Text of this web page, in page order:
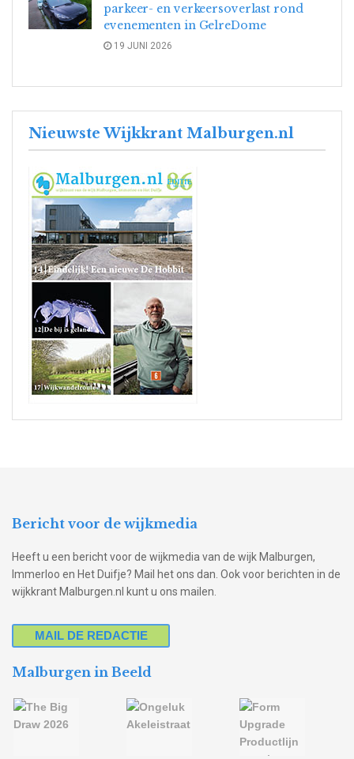
parkeer- en verkeersoverlast rond
evenementen in GelreDome
19 JUNI 2026
Nieuwste Wijkkrant Malburgen.nl
Bericht voor de wijkmedia
Heeft u een bericht voor de wijkmedia van de wijk Malburgen,
Immerloo en Het Duifje? Mail het ons dan. Ook voor berichten in de
wijkkrant Malburgen.nl kunt u ons mailen.
MAIL DE REDACTIE
Malburgen in Beeld